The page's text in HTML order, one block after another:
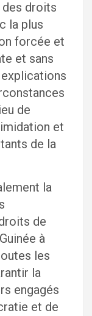
droits
la plus
forcée et
et sans
explications
de
et
de la
la
de
à
les
la
engagés
et de